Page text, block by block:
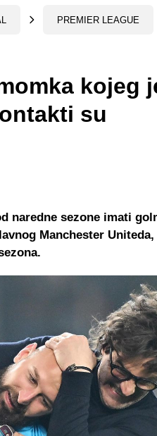
PREMIER LEAGUE
kojeg
su
naredne sezone imati
Manchester